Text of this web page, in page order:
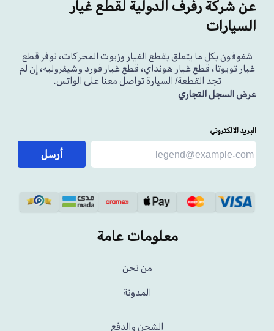
عن شركة رفرف الدولية لقطع غيار
السيارات
شغوفون بكل ما يتعلق بقطع الغيار وزيوت المحركات، نوفر قطع
غيار تويوتا، قطع غيار هونداي، قطع غيار فورد وشيفروليه، إن لم
تجد القطعة/ السيارة تواصل معنا على الواتس.
عرض السجل التجاري
البريد الالكتروني
أرسل
معلومات عامة
من نحن
المدونة
الشحن والدفع